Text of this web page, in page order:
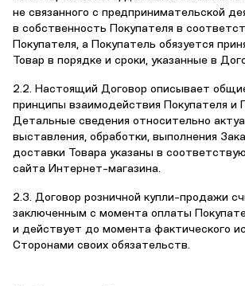
не связанного с предпринимательской
в собственность Покупателя в
Покупателя, а Покупатель обязуется
Товар в порядке и сроки, указанные в
2.2. Настоящий Договор описывает
принципы взаимодействия Покупателя и
Детальные сведения относительно
выставления, обработки, выполнения
доставки Товара указаны в
сайта Интернет-магазина.
2.3. Договор розничной купли-продажи
заключенным с момента оплаты
и действует до момента фактического
Сторонами своих обязательств.